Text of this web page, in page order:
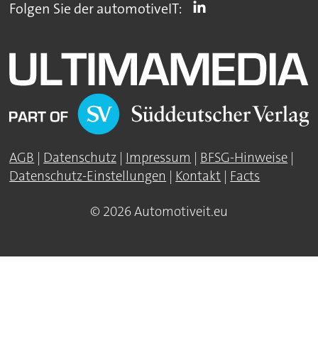
Folgen Sie der automotiveIT:
AGB | Datenschutz | Impressum | BFSG-Hinweise |
Datenschutz-Einstellungen | Kontakt | Facts
© 2026 Automotiveit.eu